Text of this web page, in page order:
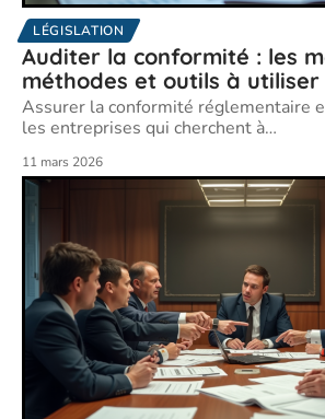
LÉGISLATION
Auditer la conformité : les
méthodes et outils à utiliser
Assurer la conformité réglementaire
les entreprises qui cherchent à…
11 mars 2026